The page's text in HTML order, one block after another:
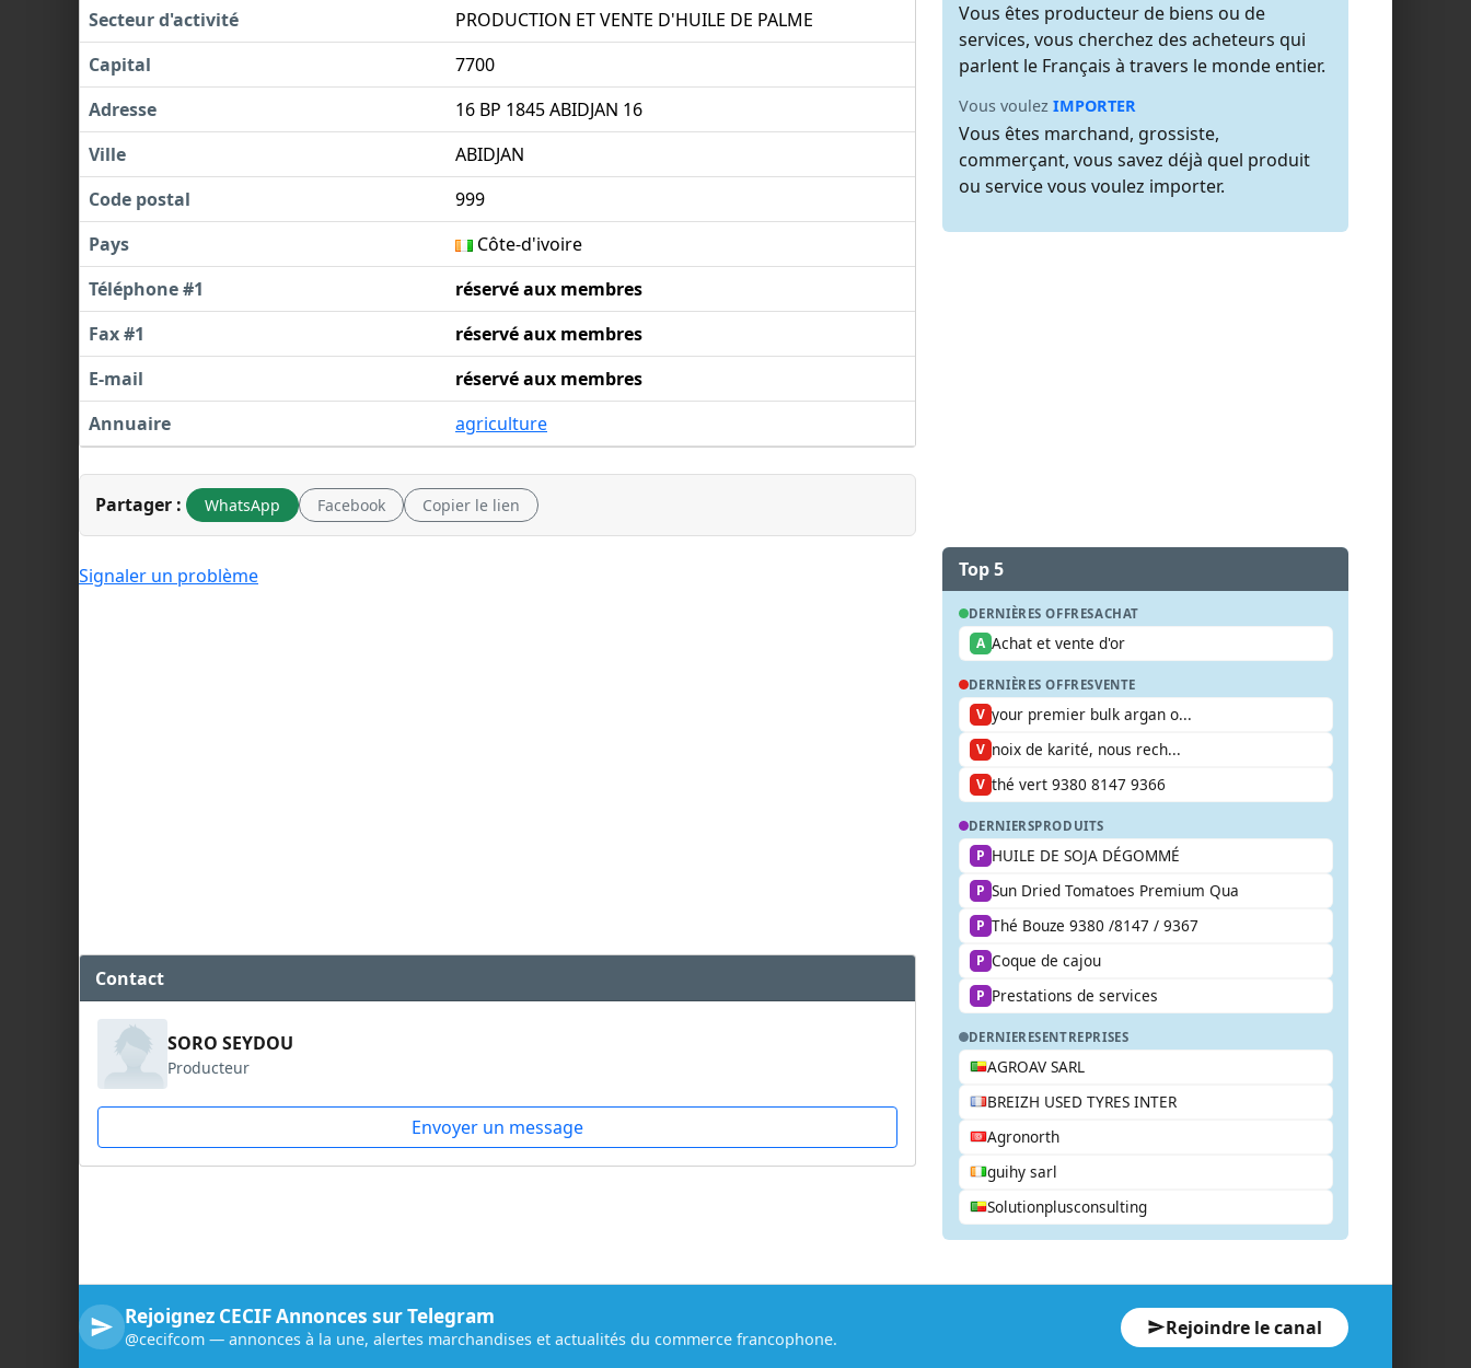
Secteur d'activité
PRODUCTION ET VENTE D'HUILE DE PALME
Capital
7700
Adresse
16 BP 1845 ABIDJAN 16
Ville
ABIDJAN
Code postal
999
Pays
Côte-d'ivoire
Téléphone #1
réservé aux membres
Fax #1
réservé aux membres
E-mail
réservé aux membres
Annuaire
agriculture
Partager : WhatsApp Facebook Copier le lien
Signaler un problème
Contact
SORO SEYDOU
Producteur
Envoyer un message
Vous êtes producteur de biens ou de
services, vous cherchez des acheteurs qui
parlent le Français à travers le monde entier.
Vous voulez IMPORTER
Vous êtes marchand, grossiste,
commerçant, vous savez déjà quel produit
ou service vous voulez importer.
Top 5
DERNIÈRES OFFRESACHAT
A Achat et vente d'or
DERNIÈRES OFFRESVENTE
V your premier bulk argan o...
V noix de karité, nous rech...
V thé vert 9380 8147 9366
DERNIERSPRODUITS
P HUILE DE SOJA DÉGOMMÉ
P Sun Dried Tomatoes Premium Qua
P Thé Bouze 9380 /8147 / 9367
P Coque de cajou
P Prestations de services
DERNIERESENTREPRISES
AGROAV SARL
BREIZH USED TYRES INTER
Agronorth
guihy sarl
Solutionplusconsulting
Rejoignez CECIF Annonces sur Telegram
@cecifcom — annonces à la une, alertes marchandises et actualités du commerce francophone. Rejoindre le canal